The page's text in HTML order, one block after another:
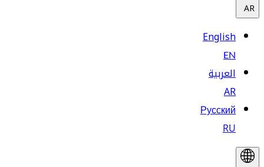
AR
English
EN
العربية
AR
Русский
RU